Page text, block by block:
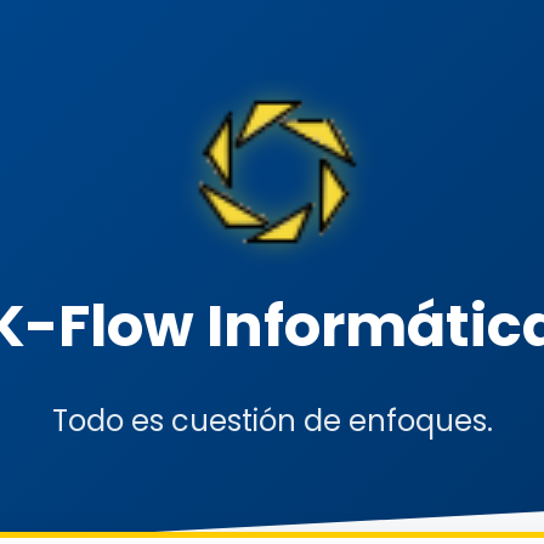
Flow
Todo es cuestión de enfoques.